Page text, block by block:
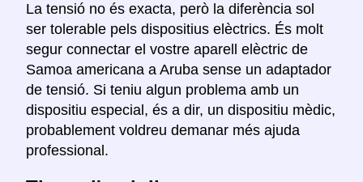
La tensió no és exacta, però la diferència sol
ser tolerable pels dispositius elèctrics. És molt
segur connectar el vostre aparell elèctric de
Samoa americana a Aruba sense un adaptador
de tensió. Si teniu algun problema amb un
dispositiu especial, és a dir, un dispositiu mèdic,
probablement voldreu demanar més ajuda
professional.